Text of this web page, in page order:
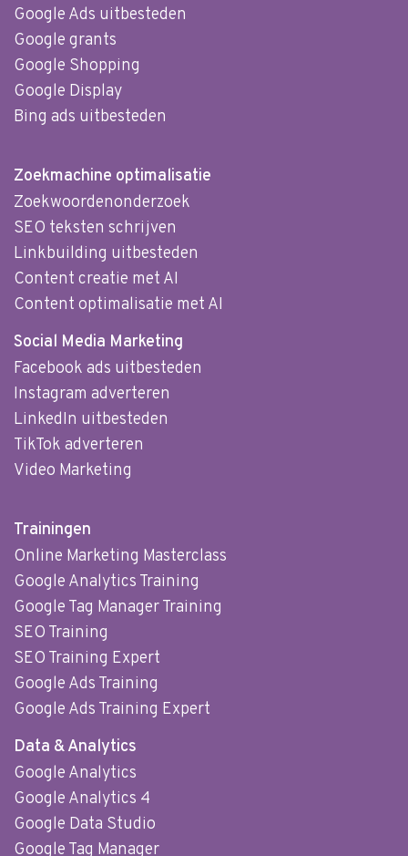
Google Ads uitbesteden
Google grants
Google Shopping
Google Display
Bing ads uitbesteden
Zoekmachine optimalisatie
Zoekwoordenonderzoek
SEO teksten schrijven
Linkbuilding uitbesteden
Content creatie met AI
Content optimalisatie met AI
Social Media Marketing
Facebook ads uitbesteden
Instagram adverteren
LinkedIn uitbesteden
TikTok adverteren
Video Marketing
Trainingen
Online Marketing Masterclass
Google Analytics Training
Google Tag Manager Training
SEO Training
SEO Training Expert
Google Ads Training
Google Ads Training Expert
Data & Analytics
Google Analytics
Google Analytics 4
Google Data Studio
Google Tag Manager